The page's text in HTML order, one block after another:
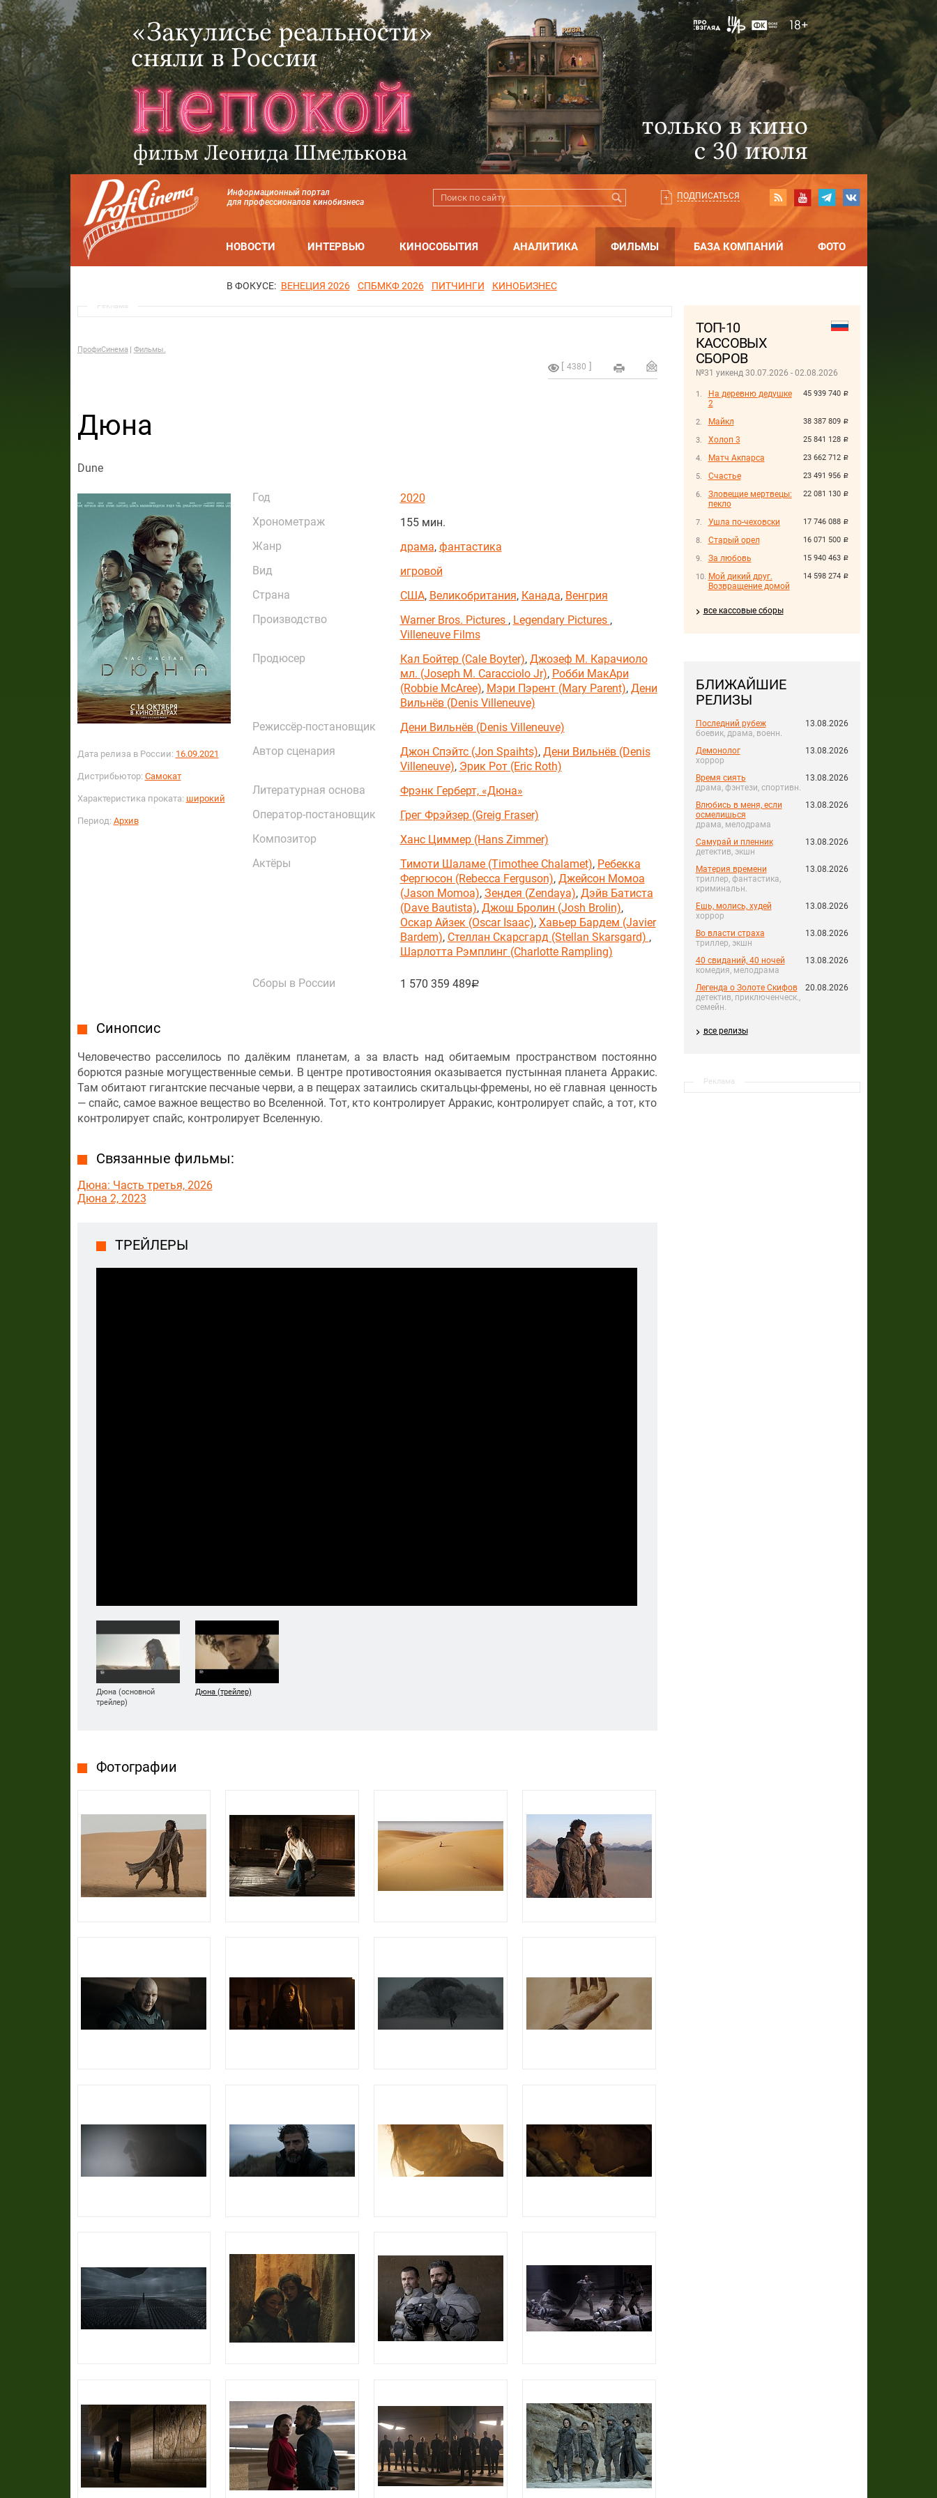
Информационный портал
для профессионалов кинобизнеса
ПОДПИСАТЬСЯ
НОВОСТИ ИНТЕРВЬЮ КИНОСОБЫТИЯ АНАЛИТИКА ФИЛЬМЫ БАЗА КОМПАНИЙ ФОТО
В ФОКУСЕ: ВЕНЕЦИЯ 2026 СПБМКФ 2026 ПИТЧИНГИ КИНОБИЗНЕС
ТОП-10
КАССОВЫХ
СБОРОВ
№31 уикенд 30.07.2026 - 02.08.2026
45 939 740 руб.
На деревню дедушке
2
38 387 809 руб.
Майкл
25 841 128 руб.
Холоп 3
23 662 712 руб.
Матч Акпарса
23 491 956 руб.
Счастье
22 081 130 руб.
Зловещие мертвецы:
пекло
17 746 088 руб.
Ушла по-чеховски
16 071 500 руб.
Старый орел
15 940 463 руб.
За любовь
14 598 274 руб.
Мой дикий друг.
Возвращение домой
все кассовые сборы
БЛИЖАЙШИЕ
РЕЛИЗЫ
Последний рубеж
боевик, драма, военн.
13.08.2026
Демонолог
хоррор
13.08.2026
Время сиять
драма, фэнтези, спортивн.
13.08.2026
Влюбись в меня, если
осмелишься
драма, мелодрама
13.08.2026
Самурай и пленник
детектив, экшн
13.08.2026
Материя времени
триллер, фантастика,
криминальн.
13.08.2026
Ешь, молись, худей
хоррор
13.08.2026
Во власти страха
триллер, экшн
13.08.2026
40 свиданий, 40 ночей
комедия, мелодрама
13.08.2026
Легенда о Золоте Скифов
детектив, приключенческ.,
семейн.
20.08.2026
все релизы
Реклама
Реклама
ПрофиСинема Фильмы.
4380
Дюна
Dune
Дата релиза в России: 16.09.2021
Дистрибьютор: Самокат
Характеристика проката: широкий
Период: Архив
Год
2020
Хронометраж
155 мин.
Жанр
драма, фантастика
Вид
игровой
Страна
США, Великобритания, Канада, Венгрия
Производство
Warner Bros. Pictures , Legendary Pictures ,
Villeneuve Films
Продюсер
Кал Бойтер (Cale Boyter), Джозеф М. Карачиоло
мл. (Joseph M. Caracciolo Jr), Робби МакАри
(Robbie McAree), Мэри Пэрент (Mary Parent), Дени
Вильнёв (Denis Villeneuve)
Режиссёр-постановщик
Дени Вильнёв (Denis Villeneuve)
Автор сценария
Джон Спэйтс (Jon Spaihts), Дени Вильнёв (Denis
Villeneuve), Эрик Рот (Eric Roth)
Литературная основа
Фрэнк Герберт, «Дюна»
Оператор-постановщик
Грег Фрэйзер (Greig Fraser)
Композитор
Ханс Циммер (Hans Zimmer)
Актёры
Тимоти Шаламе (Timothee Chalamet), Ребекка
Фергюсон (Rebecca Ferguson), Джейсон Момоа
(Jason Momoa), Зендея (Zendaya), Дэйв Батиста
(Dave Bautista), Джош Бролин (Josh Brolin),
Оскар Айзек (Oscar Isaac), Хавьер Бардем (Javier
Bardem), Стеллан Скарсгард (Stellan Skarsgard) ,
Шарлотта Рэмплинг (Charlotte Rampling)
Сборы в России 1 570 359 489руб.
Синопсис
Человечество расселилось по далёким планетам, а за власть над обитаемым пространством постоянно
борются разные могущественные семьи. В центре противостояния оказывается пустынная планета Арракис.
Там обитают гигантские песчаные черви, а в пещерах затаились скитальцы-фремены, но её главная ценность
— спайс, самое важное вещество во Вселенной. Тот, кто контролирует Арракис, контролирует спайс, а тот, кто
контролирует спайс, контролирует Вселенную.
Связанные фильмы:
Дюна: Часть третья, 2026
Дюна 2, 2023
ТРЕЙЛЕРЫ
Дюна (основной
трейлер)
Дюна (трейлер)
Фотографии